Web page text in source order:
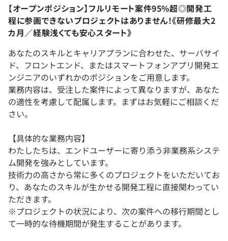
【オープンポジション】フルリモート案件95%超◎開発工
程に参画できないプロジェクトはありません！《研修最大2
カ月／経験浅くても安心スタート》
あなたのスキルとキャリアプランに合わせた、サーバサイ
ド、フロントエンド、またはスマートフォンアプリ開発エ
ンジニアのいずれかのポジションをご用意します。
業務内容は、受注した案件によって異なりますが、あなた
の適性を考慮して配属します。まずはお気軽にご相談くだ
さい。
【具体的な業務内容】
わたしたちは、エンドユーザーに寄り添う非業務系システ
ム開発を強みとしています。
技術力の高さから常に多くのプロジェクトをいただいてお
り、あなたのスキルが生かせる開発工程に直接関わってい
ただきます。
※プロジェクトの状況により、次の案件への移行期間とし
て一時的な待機期間が発生することがあります。